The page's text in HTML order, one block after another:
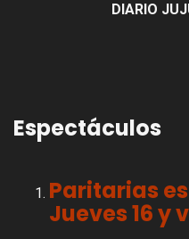
DIARIO
Espectáculos
Paritarias
Jueves 16 y